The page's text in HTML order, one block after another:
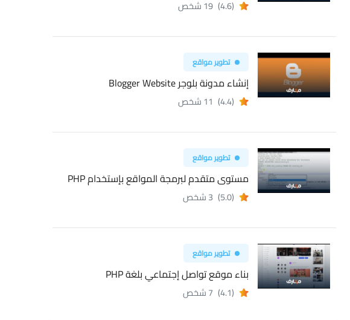
(4.6) 19 شخص
تطوير مواقع
إنشاء مدونة بلوجر Blogger Website
(4.4) 11 شخص
تطوير مواقع
مستوى متقدم لبرمجة المواقع بإستخدام PHP
(5.0) 3 شخص
تطوير مواقع
بناء موقع تواصل إجتماعي بلغة PHP
(4.1) 7 شخص